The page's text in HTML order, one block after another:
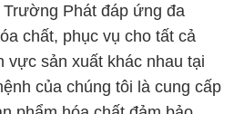
Phát đáp ứng đa
chất, phục vụ cho tất cả
vực sản xuất khác nhau tại
của chúng tôi là cung cấp